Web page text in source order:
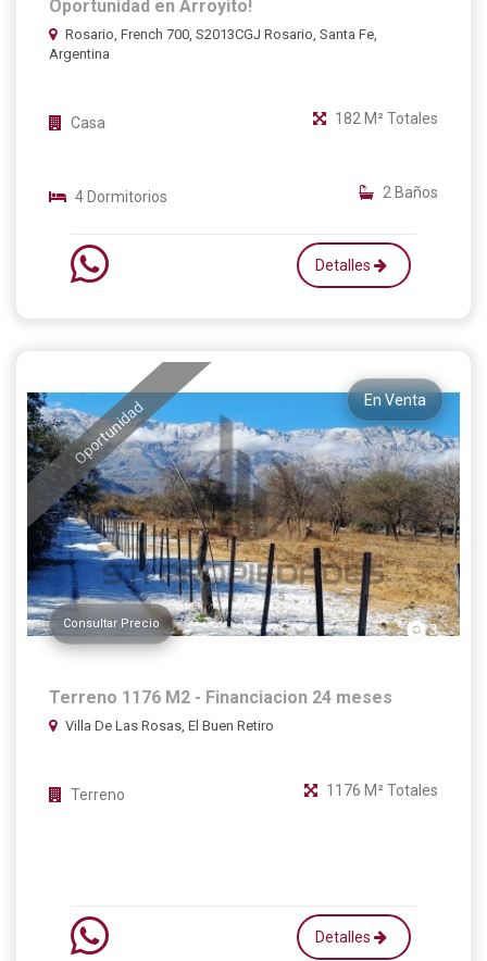
Oportunidad en Arroyito!
Rosario, French 700, S2013CGJ Rosario, Santa Fe,
Argentina
Casa 182 M² Totales
4 Dormitorios 2 Baños
Detalles
Oportunidad En Venta
Consultar Precio 3
Terreno 1176 M2 - Financiacion 24 meses
Villa De Las Rosas, El Buen Retiro
Terreno 1176 M² Totales
Detalles